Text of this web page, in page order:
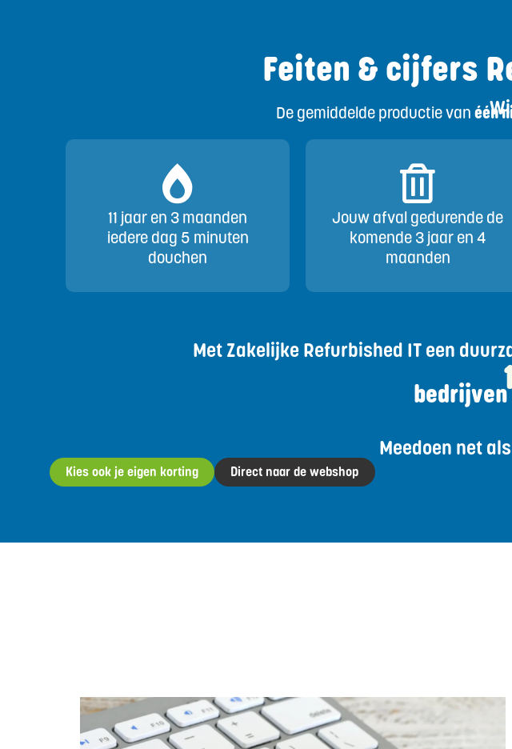
Feiten & cijfers
De gemiddelde productie vanéén
11 jaar en 3 maanden
iedere dag 5 minuten
douchen
Jouw afval gedurende de
komende 3 jaar en 4
maanden
Met Zakelijke Refurbished IT een
Meedoen net
Kies ook je eigen korting Direct naar de webshop